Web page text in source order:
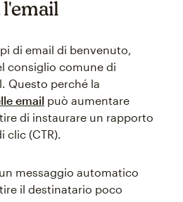
di email di benvenuto,
consiglio comune di
Questo perché la
email può aumentare
di instaurare un rapporto
clic (CTR).
messaggio automatico
il destinatario poco